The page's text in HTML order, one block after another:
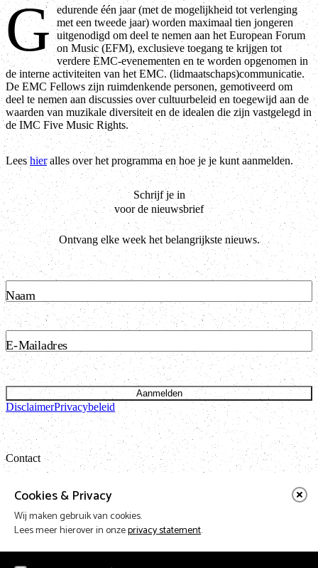
Cookies & Privacy
Wij maken gebruik van cookies.
Lees meer hierover in onzeprivacy statement.
G edurende één jaar (met de mogelijkheid tot verlenging
met een tweede jaar) worden maximaal tien jongeren
uitgenodigd om deel te nemen aan het European Forum
on Music (EFM), exclusieve toegang te krijgen tot
verdere EMC-evenementen en te worden opgenomen in
de interne activiteiten van het EMC. (lidmaatschaps)communicatie.
De EMC Fellows zijn ruimdenkende personen, gemotiveerd om
deel te nemen aan discussies over cultuurbeleid en toegewijd aan de
waarden van muzikale diversiteit en de idealen die zijn vastgelegd in
de IMC Five Music Rights.
Leeshieralles over het programma en hoe je je kunt aanmelden.
Schrijf je in
voor de nieuwsbrief
Ontvang elke week het belangrijkste nieuws.
Naam
E-Mailadres
Aanmelden
DisclaimerPrivacybeleid
Contact
Bataviastraat 24 unit 1.13
t: 020 421 50 05 e: info@vnpf.nl